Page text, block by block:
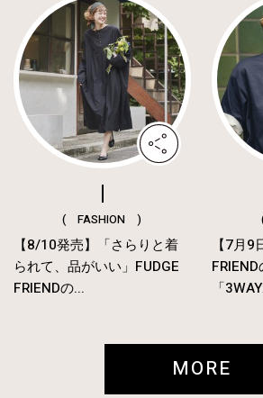
( FASHION )
【8/10発売】「さらりと着
られて、品がいい」FUDGE
FRIENDの...
【7月9
「
MORE